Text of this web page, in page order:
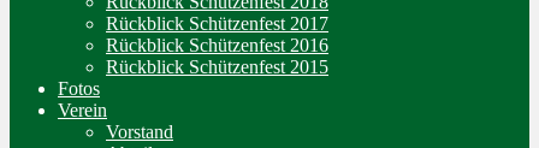
Rückblick Schützenfest 2017
Rückblick Schützenfest 2016
Rückblick Schützenfest 2015
Fotos
Verein
Vorstand